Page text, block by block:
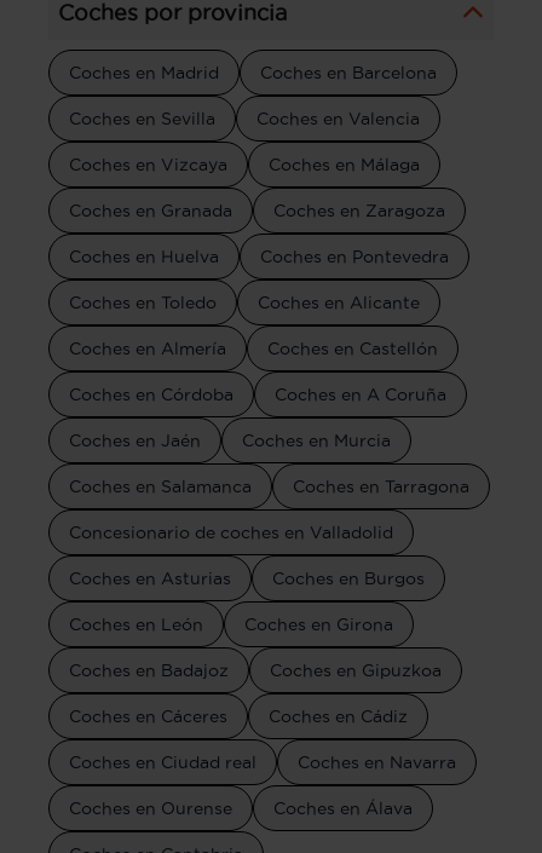
Coches por provincia
Coches en Madrid Coches en Barcelona
Coches en Sevilla Coches en Valencia
Coches en Vizcaya Coches en Málaga
Coches en Granada Coches en Zaragoza
Coches en Huelva Coches en Pontevedra
Coches en Toledo Coches en Alicante
Coches en Almería Coches en Castellón
Coches en Córdoba Coches en A Coruña
Coches en Jaén Coches en Murcia
Coches en Salamanca Coches en Tarragona
Concesionario de coches en Valladolid
Coches en Asturias Coches en Burgos
Coches en León Coches en Girona
Coches en Badajoz Coches en Gipuzkoa
Coches en Cáceres Coches en Cádiz
Coches en Ciudad real Coches en Navarra
Coches en Ourense Coches en Álava